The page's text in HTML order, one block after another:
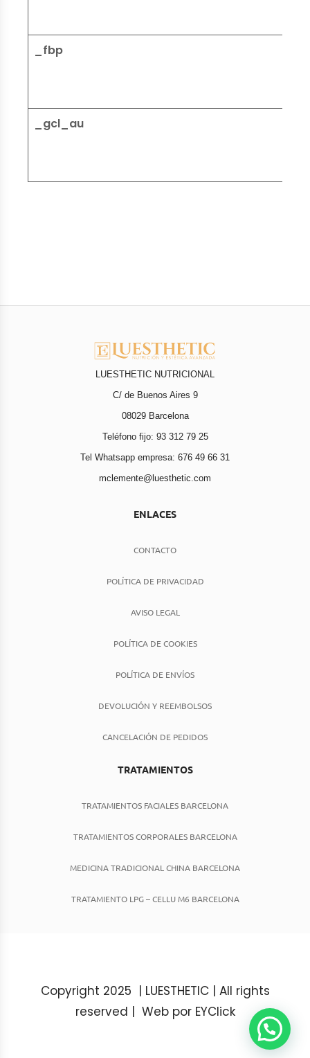
_fbp
_gcl_au
LUESTHETIC NUTRICIONAL
C/ de Buenos Aires 9
08029 Barcelona
Teléfono fijo: 93 312 79 25
Tel Whatsapp empresa: 676 49 66 31
mclemente@luesthetic.com
ENLACES
CONTACTO
POLÍTICA DE PRIVACIDAD
AVISO LEGAL
POLÍTICA DE COOKIES
POLÍTICA DE ENVÍOS
DEVOLUCIÓN Y REEMBOLSOS
CANCELACIÓN DE PEDIDOS
TRATAMIENTOS
TRATAMIENTOS FACIALES BARCELONA
TRATAMIENTOS CORPORALES BARCELONA
MEDICINA TRADICIONAL CHINA BARCELONA
TRATAMIENTO LPG – CELLU M6 BARCELONA
Copyright 2025 | LUESTHETIC | All rights
reserved | Web por EYClick